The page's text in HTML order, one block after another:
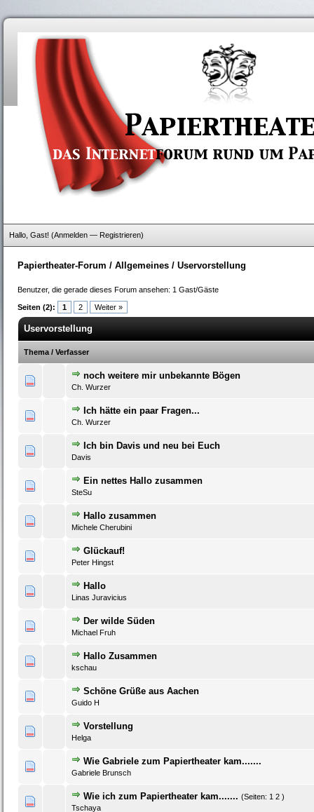
Hallo, Gast! (Anmelden — Registrieren)
Papiertheater-Forum / Allgemeines / Uservorstellung
Benutzer, die gerade dieses Forum ansehen: 1 Gast/Gäste
Seiten (2): 1 2 Weiter »
Uservorstellung
Thema / Verfasser
noch weitere mir unbekannte Bögen
Ch. Wurzer
0 Bewertung(en) - 0 von 5 durchschnittlich
12 345
Ich hätte ein paar Fragen...
Ch. Wurzer
0 Bewertung(en) - 0 von 5 durchschnittlich
12345
Ich bin Davis und neu bei Euch
Davis
0 Bewertung(en) - 0 von 5 durchschnittlich
12 345
Ein nettes Hallo zusammen
SteSu
0 Bewertung(en) - 0 von 5 durchschnittlich
1234 5
Hallo zusammen
Michele Cherubini
0 Bewertung(en) - 0 von 5 durchschnittlich
12345
Glückauf!
Peter Hingst
0 Bewertung(en) - 0 von 5 durchschnittlich
Hallo
Linas Juravicius
0 Bewertung(en) - 0 von 5 durchschnittlich
Der wilde Süden
Michael Fruh
0 Bewertung(en) - 0 von 5 durchschnittlich
12345
Hallo Zusammen
kschau
0 Bewertung(en) - 0 von 5 durchschnittlich
12345
Schöne Grüße aus Aachen
Guido H
0 Bewertung(en) - 0 von 5 durchschnittlich
123 45
Vorstellung
Helga
0 Bewertung(en) - 0 von 5 durchschnittlich
1
Wie Gabriele zum Papiertheater kam.......
Gabriele Brunsch
0 Bewertung(en) - 0 von 5 durchschnittlich
12 345
Wie ich zum Papiertheater kam....... (Seiten: 1 2 )
Tschaya
0 Bewertung(en) - 0 von 5 durchschnittlich
12345